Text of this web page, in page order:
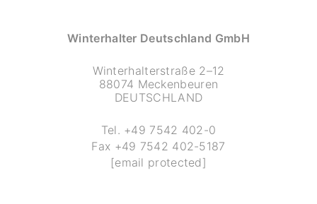
Winterhalter Deutschland GmbH
Winterhalterstraße 2–12
88074 Meckenbeuren
DEUTSCHLAND
Tel. +49 7542 402-0
Fax +49 7542 402-5187
[email protected]